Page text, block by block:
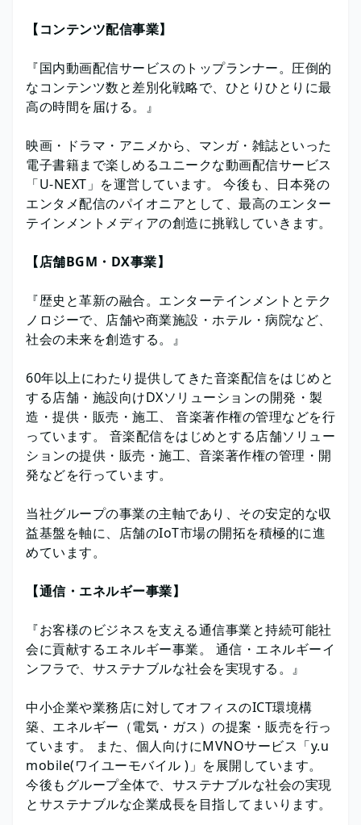
【コンテンツ配信事業】
『国内動画配信サービスのトップランナー。圧倒的
なコンテンツ数と差別化戦略で、ひとりひとりに最
高の時間を届ける。』
映画・ドラマ・アニメから、マンガ・雑誌といった
電子書籍まで楽しめるユニークな動画配信サービス
「U-NEXT」を運営しています。 今後も、日本発の
エンタメ配信のパイオニアとして、最高のエンター
テインメントメディアの創造に挑戦していきます。
【店舗BGM・DX事業】
『歴史と革新の融合。エンターテインメントとテク
ノロジーで、店舗や商業施設・ホテル・病院など、
社会の未来を創造する。』
60年以上にわたり提供してきた音楽配信をはじめと
する店舗・施設向けDXソリューションの開発・製
造・提供・販売・施工、 音楽著作権の管理などを行
っています。 音楽配信をはじめとする店舗ソリュー
ションの提供・販売・施工、音楽著作権の管理・開
発などを行っています。
当社グループの事業の主軸であり、その安定的な収
益基盤を軸に、店舗のIoT市場の開拓を積極的に進
めています。
【通信・エネルギー事業】
『お客様のビジネスを支える通信事業と持続可能社
会に貢献するエネルギー事業。 通信・エネルギーイ
ンフラで、サステナブルな社会を実現する。』
中小企業や業務店に対してオフィスのICT環境構
築、エネルギー（電気・ガス）の提案・販売を行っ
ています。 また、個人向けにMVNOサービス「y.u
mobile(ワイユーモバイル )」を展開しています。
今後もグループ全体で、サステナブルな社会の実現
とサステナブルな企業成長を目指してまいります。